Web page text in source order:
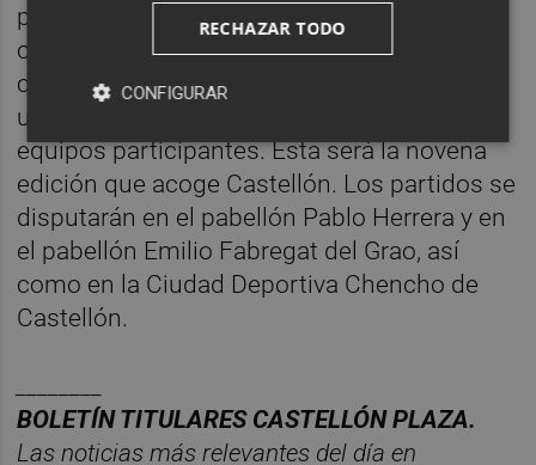
procedentes de toda España. Participarán el
campeón y subcampeón de cada
comunidad autónoma y, en algunos casos,
un tercer clasificado, hasta completar los 32
equipos participantes. Esta será la novena
edición que acoge Castellón. Los partidos se
disputarán en el pabellón Pablo Herrera y en
el pabellón Emilio Fabregat del Grao, así
como en la Ciudad Deportiva Chencho de
Castellón.
BOLETÍN TITULARES CASTELLÓN PLAZA.
Las noticias más relevantes del día en
RECHAZAR TODO
CONFIGURAR